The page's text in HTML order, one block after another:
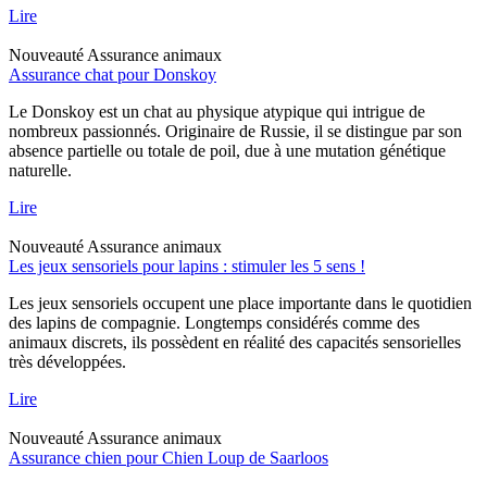
Lire
Nouveauté Assurance animaux
Assurance chat pour Donskoy
Le Donskoy est un chat au physique atypique qui intrigue de
nombreux passionnés. Originaire de Russie, il se distingue par son
absence partielle ou totale de poil, due à une mutation génétique
naturelle.
Lire
Nouveauté Assurance animaux
Les jeux sensoriels pour lapins : stimuler les 5 sens !
Les jeux sensoriels occupent une place importante dans le quotidien
des lapins de compagnie. Longtemps considérés comme des
animaux discrets, ils possèdent en réalité des capacités sensorielles
très développées.
Lire
Nouveauté Assurance animaux
Assurance chien pour Chien Loup de Saarloos